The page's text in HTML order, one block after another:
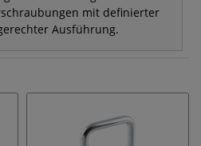
mit definierter
Ausführung.